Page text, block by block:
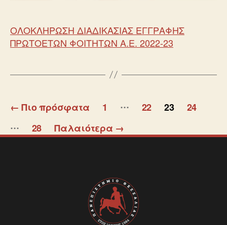
ΟΛΟΚΛΗΡΩΣΗ ΔΙΑΔΙΚΑΣΙΑΣ ΕΓΓΡΑΦΗΣ
ΠΡΩΤΟΕΤΩΝ ΦΟΙΤΗΤΩΝ Α.Ε. 2022-23
← Πιο πρόσφατα 1 … 22 23
24
…
28 Παλαιότερα →